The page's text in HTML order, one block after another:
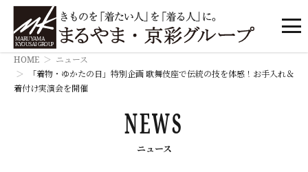
HOME
ニュース
「着物・ゆかたの日」特別企画 歌舞伎座で伝統の技を体感！お手入れ＆
着付け実演会を開催
NEWS
ニュース